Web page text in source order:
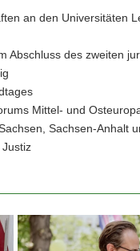
an den Universitäten
Abschluss des zweiten
Mittel- und
Sachsen-Anhalt